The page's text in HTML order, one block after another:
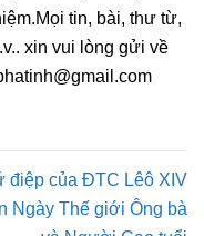
tin, bài, thư từ,
xin vui lòng gửi về
điệp của ĐTC Lêô XIV
Ngày Thế giới Ông bà